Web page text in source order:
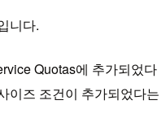
니다.
Quotas에 추가되었다
이즈 조건이 추가되었다는